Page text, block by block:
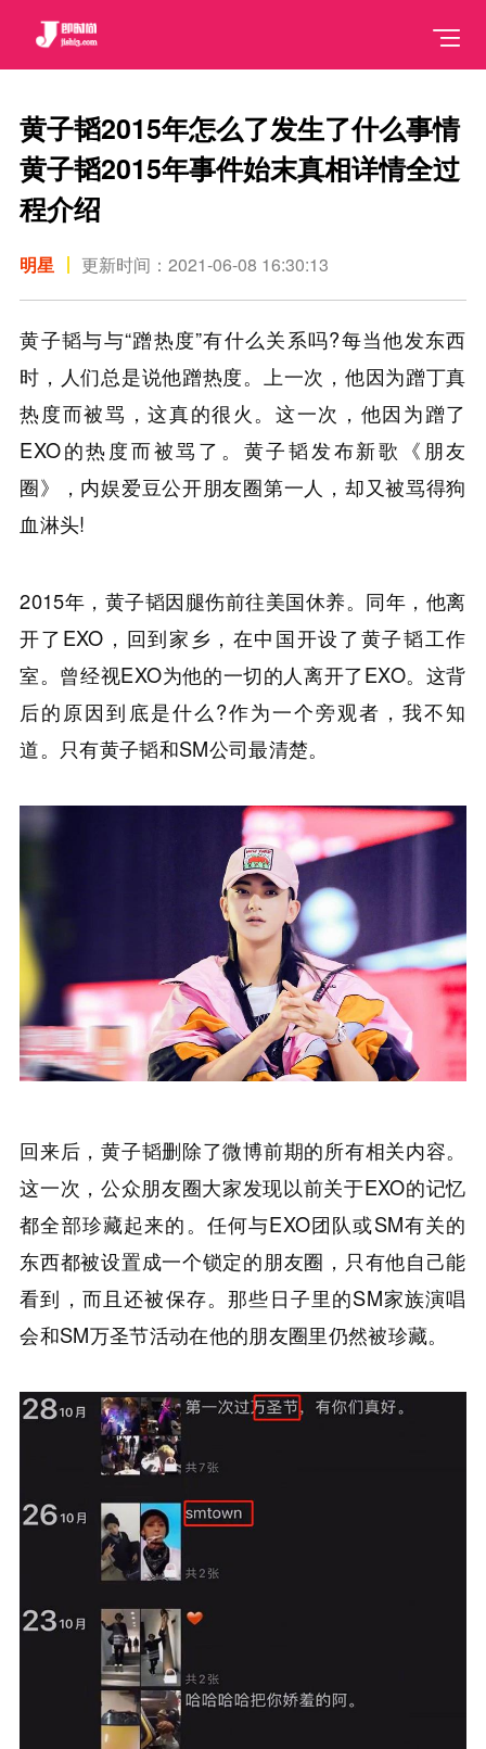
黄子韬2015年怎么了发生了什么事情
黄子韬2015年事件始末真相详情全过
程介绍
明星 更新时间：2021-06-08 16:30:13
黄子韬与与“蹭热度”有什么关系吗?每当他发东西
时，人们总是说他蹭热度。上一次，他因为蹭丁真
热度而被骂，这真的很火。这一次，他因为蹭了
EXO的热度而被骂了。黄子韬发布新歌《朋友
圈》，内娱爱豆公开朋友圈第一人，却又被骂得狗
血淋头!
2015年，黄子韬因腿伤前往美国休养。同年，他离
开了EXO，回到家乡，在中国开设了黄子韬工作
室。曾经视EXO为他的一切的人离开了EXO。这背
后的原因到底是什么?作为一个旁观者，我不知
道。只有黄子韬和SM公司最清楚。
回来后，黄子韬删除了微博前期的所有相关内容。
这一次，公众朋友圈大家发现以前关于EXO的记忆
都全部珍藏起来的。任何与EXO团队或SM有关的
东西都被设置成一个锁定的朋友圈，只有他自己能
看到，而且还被保存。那些日子里的SM家族演唱
会和SM万圣节活动在他的朋友圈里仍然被珍藏。